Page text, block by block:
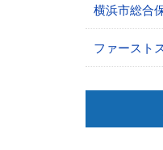
横浜市総合
ファースト